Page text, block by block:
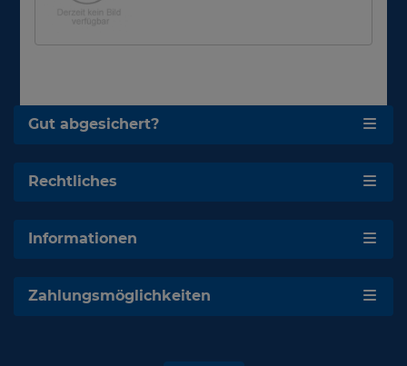
Gut abgesichert?
Rechtliches
Informationen
Zahlungsmöglichkeiten